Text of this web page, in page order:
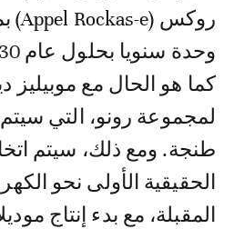
لمجموعة رونو، التي
طنجة. ومع ذلك، سيتم
الحقيقية الأولى نحو
المقبلة، مع بدء إنتاج